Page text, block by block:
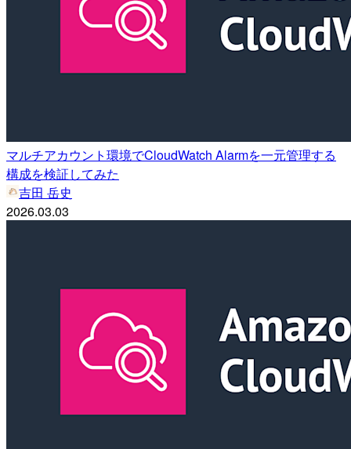
マルチアカウント環境でCloudWatch Alarmを一元管理する
構成を検証してみた
吉田 岳史
2026.03.03